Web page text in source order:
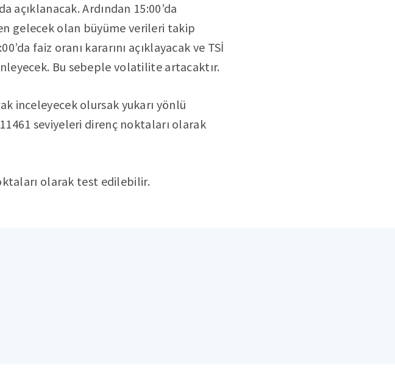
açıklanacak. Ardından 15:00’da
gelecek olan büyüme verileri takip
faiz oranı kararını açıklayacak ve TSİ
Bu sebeple volatilite artacaktır.
inceleyecek olursak yukarı yönlü
seviyeleri direnç noktaları olarak
olarak test edilebilir.